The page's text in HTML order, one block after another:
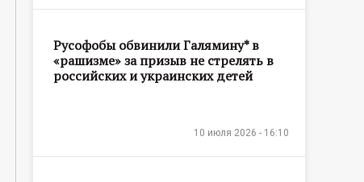
Русофобы обвинили Галямину* в
«рашизме» за призыв не стрелять в
российских и украинских детей
10 июля 2026 - 16:10